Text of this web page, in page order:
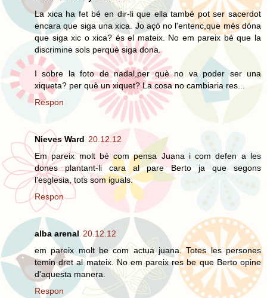
La xica ha fet bé en dir-li que ella també pot ser sacerdot
encara que siga una xica. Jo açò no l'entenc,que més dóna
que siga xic o xica? és el mateix. No em pareix bé que la
discrimine sols perquè siga dona.
I sobre la foto de nadal,per què no va poder ser una
xiqueta? per què un xiquet? La cosa no cambiaria res...
Respon
Nieves Ward 20.12.12
Em pareix molt bé com pensa Juana i com defen a les
dones plantant-li cara al pare Berto ja que segons
l'esglesia, tots som iguals.
Respon
alba arenal 20.12.12
em pareix molt be com actua juana. Totes les persones
temin dret al mateix. No em pareix res be que Berto opine
d'aquesta manera.
Respon